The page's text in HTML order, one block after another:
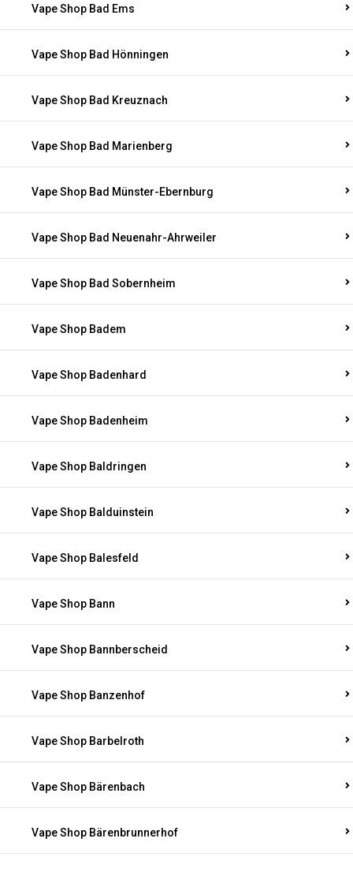
Vape Shop Bad Ems
Vape Shop Bad Hönningen
Vape Shop Bad Kreuznach
Vape Shop Bad Marienberg
Vape Shop Bad Münster-Ebernburg
Vape Shop Bad Neuenahr-Ahrweiler
Vape Shop Bad Sobernheim
Vape Shop Badem
Vape Shop Badenhard
Vape Shop Badenheim
Vape Shop Baldringen
Vape Shop Balduinstein
Vape Shop Balesfeld
Vape Shop Bann
Vape Shop Bannberscheid
Vape Shop Banzenhof
Vape Shop Barbelroth
Vape Shop Bärenbach
Vape Shop Bärenbrunnerhof